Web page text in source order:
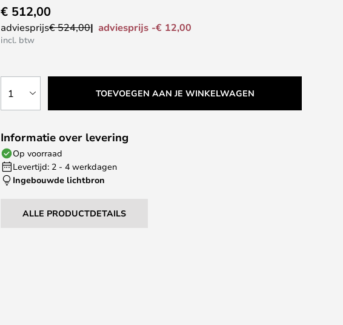
€ 512,00
adviesprijs€ 524,00 adviesprijs -€ 12,00
incl. btw
1 TOEVOEGEN AAN JE WINKELWAGEN
Informatie over levering
Op voorraad
Levertijd: 2 - 4 werkdagen
Ingebouwde lichtbron
ALLE PRODUCTDETAILS